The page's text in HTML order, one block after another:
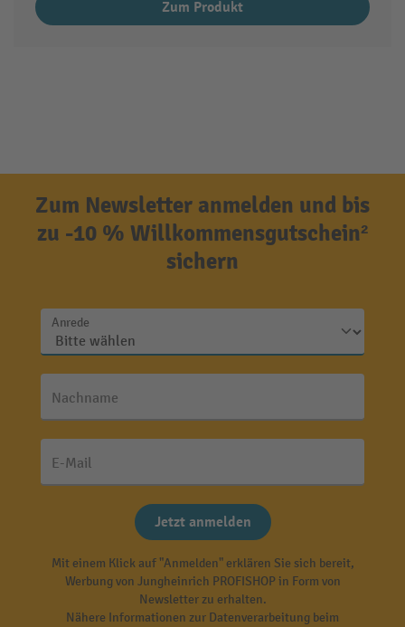
Zum Produkt
Zum Newsletter anmelden und bis
zu -10 % Willkommensgutschein²
sichern
Anrede
Nachname
E-Mail
Jetzt anmelden
Mit einem Klick auf "Anmelden" erklären Sie sich bereit,
Werbung von Jungheinrich PROFISHOP in Form von
Newsletter zu erhalten.
Nähere Informationen zur Datenverarbeitung beim